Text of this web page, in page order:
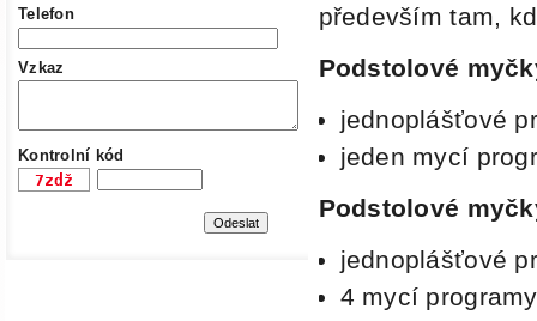
Telefon
Vzkaz
Kontrolní kód
především tam,
Podstolové
jednoplášťové
jeden mycí
Podstolové
jednoplášťové
4 mycí programy